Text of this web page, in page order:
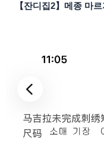
【잔디집2】메종 마